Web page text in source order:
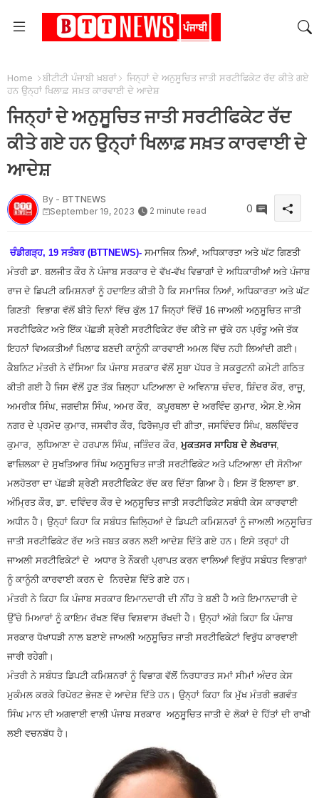
Home ਬੀਟੀਟੀ ਪੰਜਾਬੀ ਖ਼ਬਰਾਂ
ਜਿਨ੍ਹਾਂ ਦੇ ਅਨੁਸੂਚਿਤ ਜਾਤੀ ਸਰਟੀਫਿਕੇਟ ਰੱਦ ਕੀਤੇ ਗਏ
ਹਨ ਉਨ੍ਹਾਂ ਖਿਲਾਫ਼ ਸਖ਼ਤ ਕਾਰਵਾਈ ਦੇ ਆਦੇਸ਼
ਜਿਨ੍ਹਾਂ ਦੇ ਅਨੁਸੂਚਿਤ ਜਾਤੀ ਸਰਟੀਫਿਕੇਟ ਰੱਦ
ਕੀਤੇ ਗਏ ਹਨ ਉਨ੍ਹਾਂ ਖਿਲਾਫ਼ ਸਖ਼ਤ ਕਾਰਵਾਈ ਦੇ
ਆਦੇਸ਼
By - BTTNEWS
September 19, 2023
2 minute read 0
ਚੰਡੀਗੜ੍ਹ, 19 ਸਤੰਬਰ (BTTNEWS)- ਸਮਾਜਿਕ ਨਿਆਂ, ਅਧਿਕਾਰਤਾ ਅਤੇ ਘੱਟ ਗਿਣਤੀ
ਮੰਤਰੀ ਡਾ. ਬਲਜੀਤ ਕੌਰ ਨੇ ਪੰਜਾਬ ਸਰਕਾਰ ਦੇ ਵੱਖ-ਵੱਖ ਵਿਭਾਗਾਂ ਦੇ ਅਧਿਕਾਰੀਆਂ ਅਤੇ ਪੰਜਾਬ
ਰਾਜ ਦੇ ਡਿਪਟੀ ਕਮਿਸ਼ਨਰਾਂ ਨੂੰ ਹਦਾਇਤ ਕੀਤੀ ਹੈ ਕਿ ਸਮਾਜਿਕ ਨਿਆਂ, ਅਧਿਕਾਰਤਾ ਅਤੇ ਘੱਟ
ਗਿਣਤੀ ਵਿਭਾਗ ਵੱਲੋਂ ਬੀਤੇ ਦਿਨਾਂ ਵਿੱਚ ਕੁੱਲ 17 ਜਿਨ੍ਹਾਂ ਵਿੱਚੋਂ 16 ਜਾਅਲੀ ਅਨੁਸੂਚਿਤ ਜਾਤੀ
ਸਰਟੀਫਿਕੇਟ ਅਤੇ ਇੱਕ ਪੱਛੜੀ ਸ਼੍ਰੇਣੀ ਸਰਟੀਫਿਕੇਟ ਰੱਦ ਕੀਤੇ ਜਾ ਚੁੱਕੇ ਹਨ ਪ੍ਰੰਤੂ ਅਜੇ ਤੱਕ
ਇਹਨਾਂ ਵਿਅਕਤੀਆਂ ਖਿਲਾਫ ਬਣਦੀ ਕਾਨੂੰਨੀ ਕਾਰਵਾਈ ਅਮਲ ਵਿੱਚ ਨਹੀ ਲਿਆਂਦੀ ਗਈ।
ਕੈਬਨਿਟ ਮੰਤਰੀ ਨੇ ਦੱਸਿਆ ਕਿ ਪੰਜਾਬ ਸਰਕਾਰ ਵੱਲੋਂ ਸੂਬਾ ਪੱਧਰ ਤੇ ਸਕਰੂਟਨੀ ਕਮੇਟੀ ਗਠਿਤ
ਕੀਤੀ ਗਈ ਹੈ ਜਿਸ ਵੱਲੋਂ ਹੁਣ ਤੱਕ ਜ਼ਿਲ੍ਹਾ ਪਟਿਆਲਾ ਦੇ ਅਵਿਨਾਸ਼ ਚੰਦਰ, ਸ਼ਿੰਦਰ ਕੌਰ, ਰਾਜੂ,
ਅਮਰੀਕ ਸਿੰਘ, ਜਗਦੀਸ਼ ਸਿੰਘ, ਅਮਰ ਕੌਰ, ਕਪੂਰਥਲਾ ਦੇ ਅਰਵਿੰਦ ਕੁਮਾਰ, ਐਸ.ਏ.ਐਸ
ਨਗਰ ਦੇ ਪ੍ਰਮੋਦ ਕੁਮਾਰ, ਜਸਵੀਰ ਕੌਰ, ਫਿਰੋਜਪੁਰ ਦੀ ਗੀਤਾ, ਜਸਵਿੰਦਰ ਸਿੰਘ, ਬਲਵਿੰਦਰ
ਕੁਮਾਰ, ਲੁਧਿਆਣਾ ਦੇ ਹਰਪਾਲ ਸਿੰਘ, ਜਤਿੰਦਰ ਕੌਰ, ਮੁਕਤਸਰ ਸਾਹਿਬ ਦੇ ਲੇਖਰਾਜ,
ਫਾਜ਼ਿਲਕਾ ਦੇ ਸੁਖਤਿਆਰ ਸਿੰਘ ਅਨੁਸੂਚਿਤ ਜਾਤੀ ਸਰਟੀਫਿਕੇਟ ਅਤੇ ਪਟਿਆਲਾ ਦੀ ਸੋਨੀਆ
ਮਲਹੋਤਰਾ ਦਾ ਪੱਛੜੀ ਸ਼੍ਰੇਣੀ ਸਰਟੀਫਿਕੇਟ ਰੱਦ ਕਰ ਦਿੱਤਾ ਗਿਆ ਹੈ। ਇਸ ਤੋਂ ਇਲਾਵਾ ਡਾ.
ਅੰਮ੍ਰਿਤ ਕੌਰ, ਡਾ. ਦਵਿੰਦਰ ਕੌਰ ਦੇ ਅਨੁਸੂਚਿਤ ਜਾਤੀ ਸਰਟੀਫਿਕੇਟ ਸਬੰਧੀ ਕੇਸ ਕਾਰਵਾਈ
ਅਧੀਨ ਹੈ। ਉਨ੍ਹਾਂ ਕਿਹਾ ਕਿ ਸਬੰਧਤ ਜ਼ਿਲ੍ਹਿਆਂ ਦੇ ਡਿਪਟੀ ਕਮਿਸ਼ਨਰਾਂ ਨੂੰ ਜਾਅਲੀ ਅਨੁਸੂਚਿਤ
ਜਾਤੀ ਸਰਟੀਫਿਕੇਟ ਰੱਦ ਅਤੇ ਜਬਤ ਕਰਨ ਲਈ ਆਦੇਸ਼ ਦਿੱਤੇ ਗਏ ਹਨ। ਇਸੇ ਤਰ੍ਹਾਂ ਹੀ
ਜਾਅਲੀ ਸਰਟੀਫਿਕੇਟਾਂ ਦੇ ਅਧਾਰ ਤੇ ਨੌਕਰੀ ਪ੍ਰਾਪਤ ਕਰਨ ਵਾਲਿਆਂ ਵਿਰੁੱਧ ਸਬੰਧਤ ਵਿਭਾਗਾਂ
ਨੂੰ ਕਾਨੂੰਨੀ ਕਾਰਵਾਈ ਕਰਨ ਦੇ ਨਿਰਦੇਸ਼ ਦਿੱਤੇ ਗਏ ਹਨ।
ਮੰਤਰੀ ਨੇ ਕਿਹਾ ਕਿ ਪੰਜਾਬ ਸਰਕਾਰ ਇਮਾਨਦਾਰੀ ਦੀ ਨੀਂਹ ਤੇ ਬਣੀ ਹੈ ਅਤੇ ਇਮਾਨਦਾਰੀ ਦੇ
ਉੱਚੇ ਮਿਆਰਾਂ ਨੂੰ ਕਾਇਮ ਰੱਖਣ ਵਿੱਚ ਵਿਸ਼ਵਾਸ ਰੱਖਦੀ ਹੈ। ਉਨ੍ਹਾਂ ਅੱਗੇ ਕਿਹਾ ਕਿ ਪੰਜਾਬ
ਸਰਕਾਰ ਧੋਖਾਧੜੀ ਨਾਲ ਬਣਾਏ ਜਾਅਲੀ ਅਨੁਸੂਚਿਤ ਜਾਤੀ ਸਰਟੀਫਿਕੇਟਾਂ ਵਿਰੁੱਧ ਕਾਰਵਾਈ
ਜਾਰੀ ਰਹੇਗੀ।
ਮੰਤਰੀ ਨੇ ਸਬੰਧਤ ਡਿਪਟੀ ਕਮਿਸ਼ਨਰਾਂ ਨੂੰ ਵਿਭਾਗ ਵੱਲੋਂ ਨਿਰਧਾਰਤ ਸਮਾਂ ਸੀਮਾਂ ਅੰਦਰ ਕੇਸ
ਮੁਕੰਮਲ ਕਰਕੇ ਰਿਪੋਰਟ ਭੇਜਣ ਦੇ ਆਦੇਸ਼ ਦਿੱਤੇ ਹਨ। ਉਨ੍ਹਾਂ ਕਿਹਾ ਕਿ ਮੁੱਖ ਮੰਤਰੀ ਭਗਵੰਤ
ਸਿੰਘ ਮਾਨ ਦੀ ਅਗਵਾਈ ਵਾਲੀ ਪੰਜਾਬ ਸਰਕਾਰ ਅਨੁਸੂਚਿਤ ਜਾਤੀ ਦੇ ਲੋਕਾਂ ਦੇ ਹਿੱਤਾਂ ਦੀ ਰਾਖੀ
ਲਈ ਵਚਨਬੱਧ ਹੈ।